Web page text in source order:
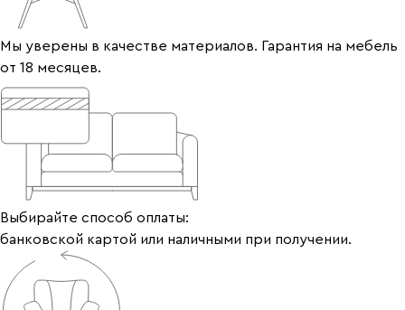
Мы уверены в качестве материалов. Гарантия на мебель
от 18 месяцев.
Выбирайте способ оплаты:
банковской картой или наличными при получении.